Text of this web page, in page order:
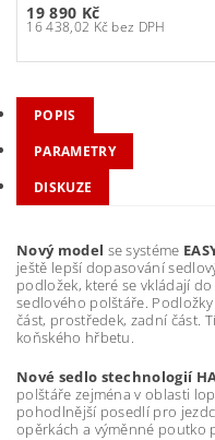
19 890 Kč
16 438,02 Kč bez DPH
POPIS
PARAMETRY
DISKUZE
Nový model se systéme
ještě lepší dopasování
podložek, které se vkládají
sedlového polštáře.
část, prostředek, zadní část.
koňského hřbetu.
Nové sedlo stechnologií
polštáře zejména v oblasti
pohodlnější posedlí pro
opěrkách a výměnné poutko